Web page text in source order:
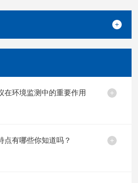
在环境监测中的重要作用
点有哪些你知道吗？